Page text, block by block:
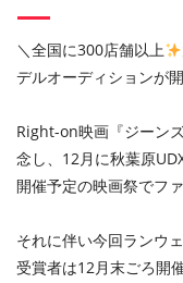
＼全国に300店舗以上
デルオーディションが
Right-on映画『ジーン
念し、12月に秋葉原
開催予定の映画祭でフ
それに伴い今回ランウ
受賞者は12月末ごろ開